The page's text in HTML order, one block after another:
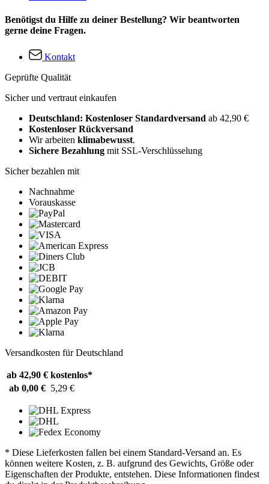
Benötigst du Hilfe zu deiner Bestellung? Wir beantworten
gerne deine Fragen.
Kontakt
Geprüfte Qualität
Sicher und vertraut einkaufen
Deutschland: Kostenloser Standardversand ab 42,90 €
Kostenloser Rückversand
Wir arbeiten klimabewusst.
Sichere Bezahlung mit SSL-Verschlüsselung
Sicher bezahlen mit
Nachnahme
Vorauskasse
Versandkosten für Deutschland
ab 42,90 € kostenlos*
ab 0,00 € 5,29 €
* Diese Lieferkosten fallen bei einem Standard-Versand an. Es
können weitere Kosten, z. B. aufgrund des Gewichts, Größe oder
Eigenschaften der Produkte, entstehen. Diese Informationen findest